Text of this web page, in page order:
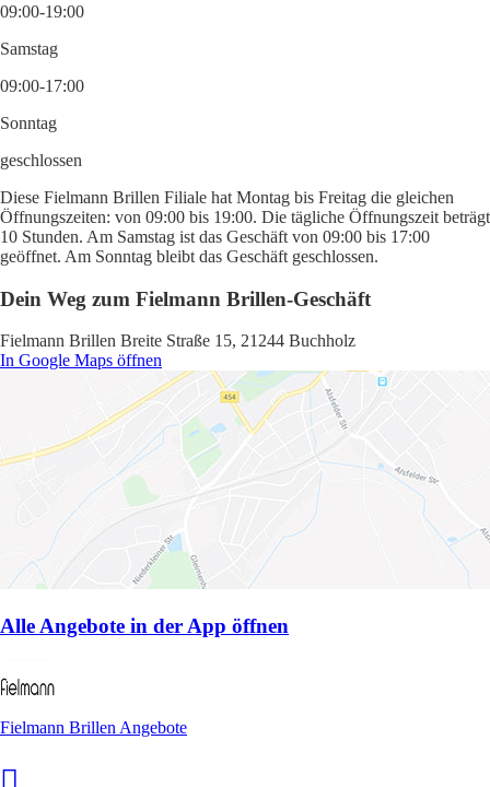
09:00-19:00
Samstag
09:00-17:00
Sonntag
geschlossen
Diese Fielmann Brillen Filiale hat Montag bis Freitag die gleichen
Öffnungszeiten: von 09:00 bis 19:00. Die tägliche Öffnungszeit beträgt
10 Stunden. Am Samstag ist das Geschäft von 09:00 bis 17:00
geöffnet. Am Sonntag bleibt das Geschäft geschlossen.
Dein Weg zum Fielmann Brillen-Geschäft
Fielmann Brillen Breite Straße 15, 21244 Buchholz
In Google Maps öffnen
Alle Angebote in der App öffnen
Fielmann Brillen Angebote